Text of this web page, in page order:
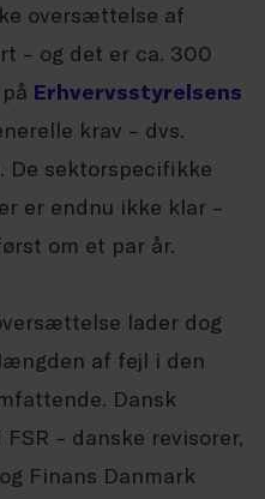
oversættelse af
– og det er ca. 300
Erhvervsstyrelsens
krav – dvs.
De sektorspecifikke
er endnu ikke klar –
om et par år.
lader dog
af fejl i den
Dansk
– danske revisorer,
Finans Danmark